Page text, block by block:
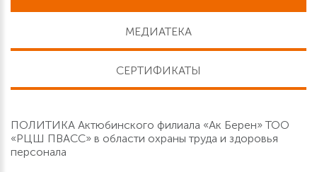
МЕДИАТЕКА
СЕРТИФИКАТЫ
ПОЛИТИКА Актюбинского филиала «Ак Берен» ТОО
«РЦШ ПВАСС» в области охраны труда и здоровья
персонала